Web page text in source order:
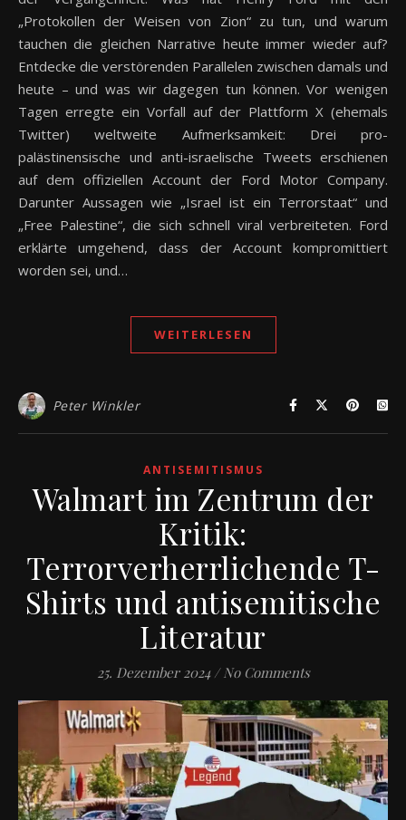
„Protokollen der Weisen von Zion“ zu tun, und warum
tauchen die gleichen Narrative heute immer wieder auf?
Entdecke die verstörenden Parallelen zwischen damals und
heute – und was wir dagegen tun können. Vor wenigen
Tagen erregte ein Vorfall auf der Plattform X (ehemals
Twitter) weltweite Aufmerksamkeit: Drei pro-
palästinensische und anti-israelische Tweets erschienen
auf dem offiziellen Account der Ford Motor Company.
Darunter Aussagen wie „Israel ist ein Terrorstaat“ und
„Free Palestine“, die sich schnell viral verbreiteten. Ford
erklärte umgehend, dass der Account kompromittiert
worden sei, und…
WEITERLESEN
Peter Winkler
ANTISEMITISMUS
Walmart im Zentrum der
Kritik:
Terrorverherrlichende T-
Shirts und antisemitische
Literatur
25. Dezember 2024 / No Comments